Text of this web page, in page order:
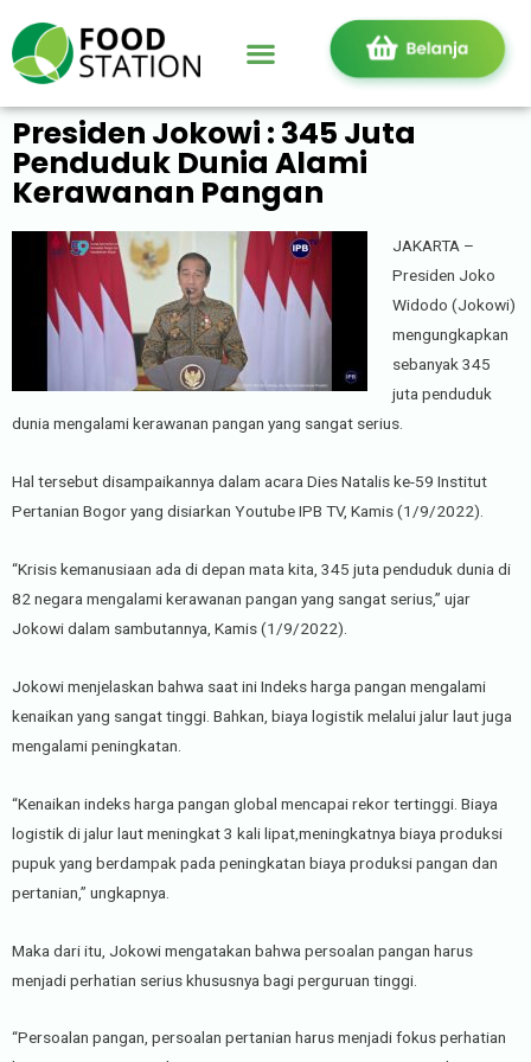
Presiden Jokowi : 345 Juta
Penduduk Dunia Alami
Kerawanan Pangan
JAKARTA –
Presiden Joko
Widodo (Jokowi)
mengungkapkan
sebanyak 345
juta penduduk
dunia mengalami kerawanan pangan yang sangat serius.
Hal tersebut disampaikannya dalam acara Dies Natalis ke-59 Institut
Pertanian Bogor yang disiarkan Youtube IPB TV, Kamis (1/9/2022).
“Krisis kemanusiaan ada di depan mata kita, 345 juta penduduk dunia di
82 negara mengalami kerawanan pangan yang sangat serius,” ujar
Jokowi dalam sambutannya, Kamis (1/9/2022).
Jokowi menjelaskan bahwa saat ini Indeks harga pangan mengalami
kenaikan yang sangat tinggi. Bahkan, biaya logistik melalui jalur laut juga
mengalami peningkatan.
“Kenaikan indeks harga pangan global mencapai rekor tertinggi. Biaya
logistik di jalur laut meningkat 3 kali lipat,meningkatnya biaya produksi
pupuk yang berdampak pada peningkatan biaya produksi pangan dan
pertanian,” ungkapnya.
Maka dari itu, Jokowi mengatakan bahwa persoalan pangan harus
menjadi perhatian serius khususnya bagi perguruan tinggi.
“Persoalan pangan, persoalan pertanian harus menjadi fokus perhatian